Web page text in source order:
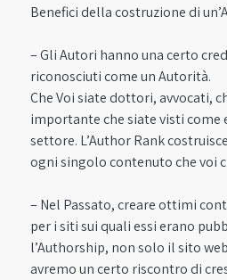
Benefici della costruzione di
– Gli Autori hanno una certo
riconosciuti come un Autorità.
Che Voi siate dottori, avvocati,
importante che siate visti come
settore. L’Author Rank
ogni singolo contenuto che voi
– Nel Passato, creare ottimi
per i siti sui quali essi erano
l’Authorship, non solo il sito
avremo un certo riscontro di